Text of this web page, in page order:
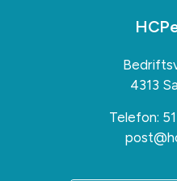
4313
Telefon: